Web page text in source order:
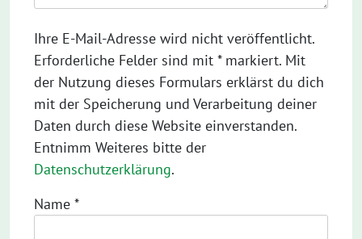
Ihre E-Mail-Adresse wird nicht veröffentlicht.
Erforderliche Felder sind mit * markiert. Mit
der Nutzung dieses Formulars erklärst du dich
mit der Speicherung und Verarbeitung deiner
Daten durch diese Website einverstanden.
Entnimm Weiteres bitte der
Datenschutzerklärung.
Name *